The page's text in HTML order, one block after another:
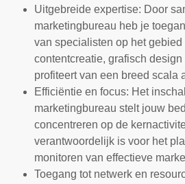
Uitgebreide expertise: Door
marketingbureau heb je
van specialisten op het
contentcreatie, grafisch
profiteert van een breed scala
Efficiëntie en focus: Het
marketingbureau stelt jouw
concentreren op de
verantwoordelijk is voor het
monitoren van effectieve
Toegang tot netwerk en